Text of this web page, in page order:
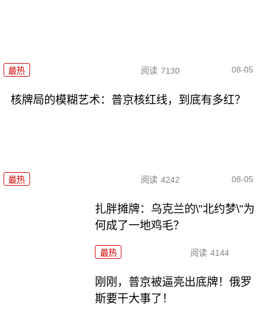
最热 阅读 7130 08-05
核牌局的模糊艺术：普京核红线，到底有多红？
最热 阅读 4242 08-05
扎胖摊牌：乌克兰的\"北约梦\"为
何成了一地鸡毛？
最热 阅读 4144
刚刚，普京被逼亮出底牌！俄罗
斯要干大事了！